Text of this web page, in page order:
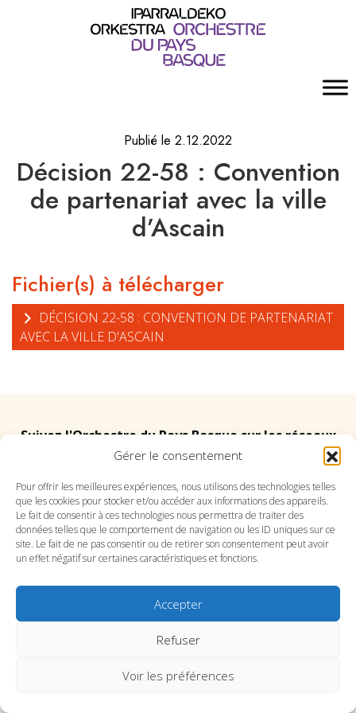
Gérer le consentement
Pour offrir les meilleures expériences, nous utilisons des technologies telles
que les cookies pour stocker et/ou accéder aux informations des appareils.
Le fait de consentir à ces technologies nous permettra de traiter des
données telles que le comportement de navigation ou les ID uniques sur ce
site. Le fait de ne pas consentir ou de retirer son consentement peut avoir
un effet négatif sur certaines caractéristiques et fonctions.
Accepter
Refuser
Voir les préférences
Publié le 2.12.2022
Décision 22-58 : Convention
de partenariat avec la ville
d’Ascain
Fichier(s) à télécharger
DÉCISION 22-58 : CONVENTION DE PARTENARIAT
AVEC LA VILLE D'ASCAIN
Suivez l'Orchestre du Pays Basque sur les réseaux
Suivez le conservatoire du Pays Basque sur les
réseaux
SITE DU CONSERVATOIRE